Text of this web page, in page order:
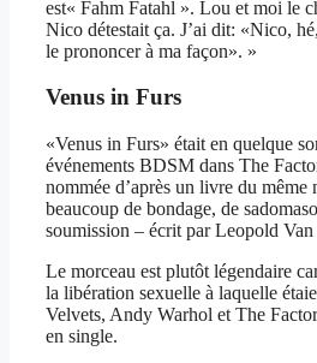
est« Fahm Fatahl ». Lou et moi le
Nico détestait ça. J’ai dit: «Nico,
le prononcer à ma façon». »
Venus in Furs
«Venus in Furs» était en quelque
événements BDSM dans The
nommée d’après un livre du même
beaucoup de bondage, de
soumission – écrit par Leopold
Le morceau est plutôt légendaire
la libération sexuelle à laquelle
Velvets, Andy Warhol et The
en single.